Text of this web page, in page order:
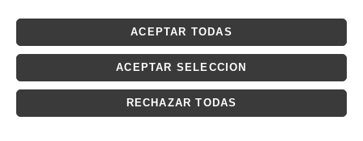
ACEPTAR TODAS
ACEPTAR SELECCION
RECHAZAR TODAS